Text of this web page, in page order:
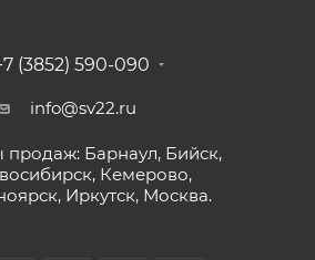
(3852) 590-090
info@sv22.ru
Барнаул, Бийск,
Кемерово,
Иркутск, Москва.